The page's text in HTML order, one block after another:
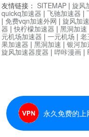
永久免费的上
友情链接： SITEMAP | 旋风
quickq加速器 | 飞驰加速器 |
| 免费vqn加速外网 | 旋风加
器 |快柠檬加速器 | 黑洞加速
元机场加速器 | 一元机场 | 老
果加速器 | 黑洞加速 | 银河加
旋风加速器度器 | 哔咔漫画 |